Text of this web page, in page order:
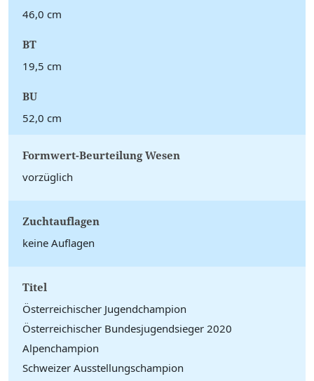
46,0 cm
BT
19,5 cm
BU
52,0 cm
Formwert-Beurteilung Wesen
vorzüglich
Zuchtauflagen
keine Auflagen
Titel
Österreichischer Jugendchampion
Österreichischer Bundesjugendsieger 2020
Alpenchampion
Schweizer Ausstellungschampion